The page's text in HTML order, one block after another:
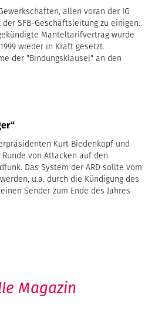
allen voran der IG
SFB-Geschäftsleitung zu einigen:
Manteltarifvertrag wurde
wieder in Kraft gesetzt.
der "Bindungsklausel" an den
Kurt Biedenkopf und
von Attacken auf den
Das System der ARD sollte vom
u.a. durch die Kündigung des
Sender zum Ende des Jahres
Magazin